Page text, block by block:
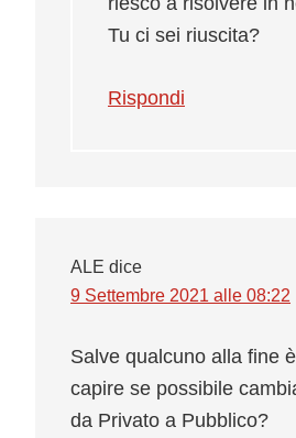
Tu ci sei riuscita?
Rispondi
ALE dice
9 Settembre 2021 alle 08:22
Salve qualcuno alla fine
capire se possibile
da Privato a Pubblico?